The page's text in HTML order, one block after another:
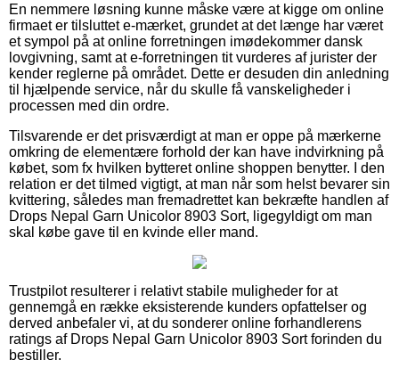
En nemmere løsning kunne måske være at kigge om online
firmaet er tilsluttet e-mærket, grundet at det længe har været
et sympol på at online forretningen imødekommer dansk
lovgivning, samt at e-forretningen tit vurderes af jurister der
kender reglerne på området. Dette er desuden din anledning
til hjælpende service, når du skulle få vanskeligheder i
processen med din ordre.
Tilsvarende er det prisværdigt at man er oppe på mærkerne
omkring de elementære forhold der kan have indvirkning på
købet, som fx hvilken bytteret online shoppen benytter. I den
relation er det tilmed vigtigt, at man når som helst bevarer sin
kvittering, således man fremadrettet kan bekræfte handlen af
Drops Nepal Garn Unicolor 8903 Sort, ligegyldigt om man
skal købe gave til en kvinde eller mand.
Trustpilot resulterer i relativt stabile muligheder for at
gennemgå en række eksisterende kunders opfattelser og
derved anbefaler vi, at du sonderer online forhandlerens
ratings af Drops Nepal Garn Unicolor 8903 Sort forinden du
bestiller.